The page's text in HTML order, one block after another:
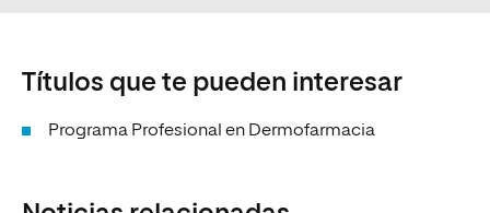
Títulos que te pueden interesar
Programa Profesional en Dermofarmacia